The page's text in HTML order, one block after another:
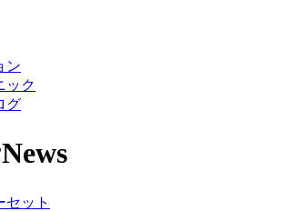
ン
ック
グ
News
セット